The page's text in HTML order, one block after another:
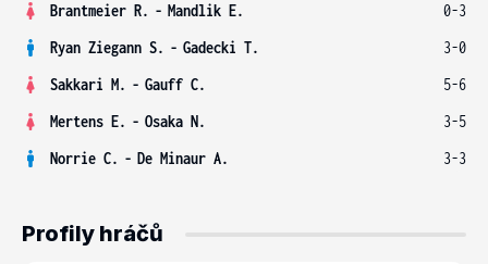
Brantmeier R. - Mandlik E.
0-3
Ryan Ziegann S. - Gadecki T.
3-0
Sakkari M. - Gauff C.
5-6
Mertens E. - Osaka N.
3-5
Norrie C. - De Minaur A. 3-3
Profily hráčů